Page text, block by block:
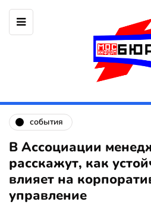
события
В Ассоциации
расскажут, как
влияет на
управление